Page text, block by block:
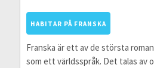
HABITAR PÅ FRANSKA
Franska är ett av de största
som ett världsspråk. Det talas av